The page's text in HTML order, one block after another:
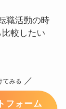
職活動の時
較したい
てみる ／
フォーム